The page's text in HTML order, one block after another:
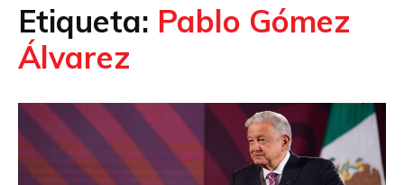
Etiqueta: Pablo Gómez
Álvarez